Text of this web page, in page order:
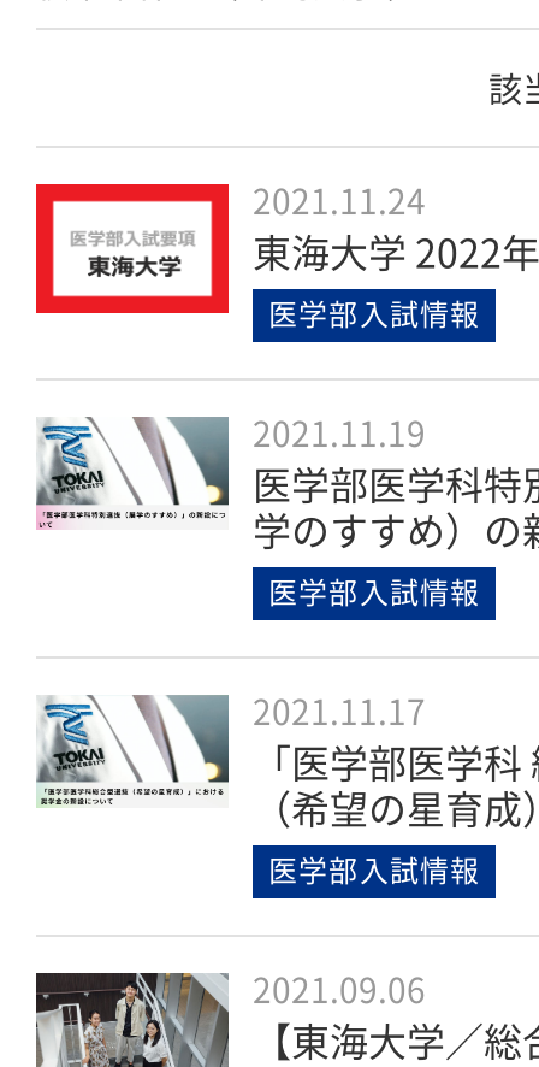
該
医学部入試情報
2021.11.24
東海大学 2022
医学部入試情報
2021.11.19
医学部医学科特
学のすすめ）
医学部入試情報
2021.11.17
「医学部医学
（希望の星育
2021.09.06
【東海大学／